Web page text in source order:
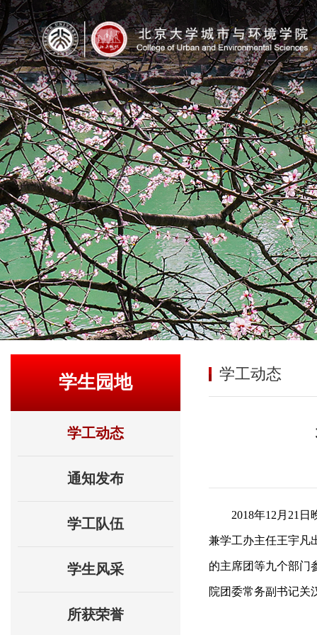
学生园地
学工动态
通知发布
学工队伍
学生风采
所获荣誉
学工动态
2018年12月21
兼学工办主任王宇凡
的主席团等九个部门
院团委常务副书记关